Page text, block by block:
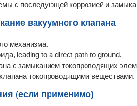
с последующей коррозией и
вакуумного клапана
механизма.
leading to a direct path to ground.
с замыканием токопроводящих
токопроводящими веществами.
(если применимо)